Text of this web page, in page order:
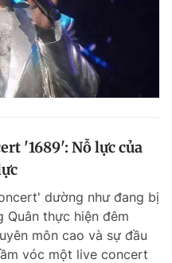
'1689': Nỗ lực của
dường như đang bị
Quân thực hiện đêm
môn cao và sự đầu
vóc một live concert